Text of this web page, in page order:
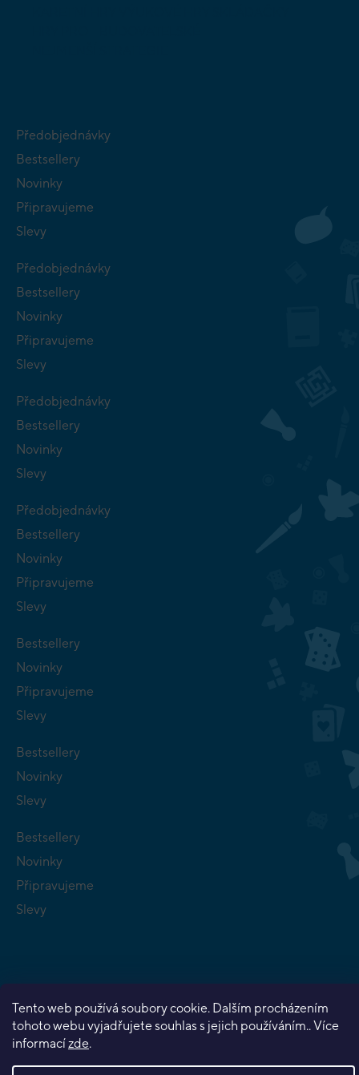
Tento web používá soubory cookie. Dalším procházením
tohoto webu vyjadřujete souhlas s jejich používáním.. Více
informacízde.
Předobjednávky
Bestsellery
Novinky
Připravujeme
Slevy
Předobjednávky
Bestsellery
Novinky
Připravujeme
Slevy
Předobjednávky
Bestsellery
Novinky
Slevy
Předobjednávky
Bestsellery
Novinky
Připravujeme
Slevy
Bestsellery
Novinky
Připravujeme
Slevy
Bestsellery
Novinky
Slevy
Bestsellery
Novinky
Připravujeme
Slevy
Vytvořil Shoptet Premium
Copyright 2026Planeta her. Všechna práva vyhrazena.